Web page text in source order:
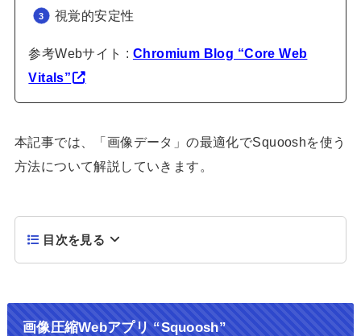
視覚的安定性
参考Webサイト : Chromium Blog “Core Web
Vitals”
本記事では、「画像データ」の最適化でSquooshを使う
方法について解説していきます。
目次を見る
画像圧縮Webアプリ “Squoosh”